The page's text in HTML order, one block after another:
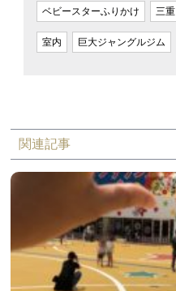
ベビースターふりかけ 三重
室内 巨大ジャングルジム
関連記事